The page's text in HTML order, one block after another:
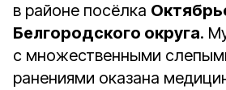
в районе посёлка
Белгородского округа.
с множественными
ранениями оказана